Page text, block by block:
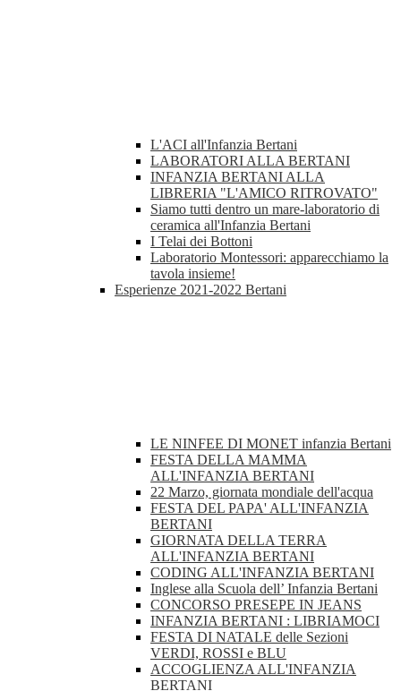
L'ACI all'Infanzia Bertani
LABORATORI ALLA BERTANI
INFANZIA BERTANI ALLA
LIBRERIA "L'AMICO RITROVATO"
Siamo tutti dentro un mare-laboratorio di
ceramica all'Infanzia Bertani
I Telai dei Bottoni
Laboratorio Montessori: apparecchiamo la
tavola insieme!
Esperienze 2021-2022 Bertani
LE NINFEE DI MONET infanzia Bertani
FESTA DELLA MAMMA
ALL'INFANZIA BERTANI
22 Marzo, giornata mondiale dell'acqua
FESTA DEL PAPA' ALL'INFANZIA
BERTANI
GIORNATA DELLA TERRA
ALL'INFANZIA BERTANI
CODING ALL'INFANZIA BERTANI
Inglese alla Scuola dell’ Infanzia Bertani
CONCORSO PRESEPE IN JEANS
INFANZIA BERTANI : LIBRIAMOCI
FESTA DI NATALE delle Sezioni
VERDI, ROSSI e BLU
ACCOGLIENZA ALL'INFANZIA
BERTANI